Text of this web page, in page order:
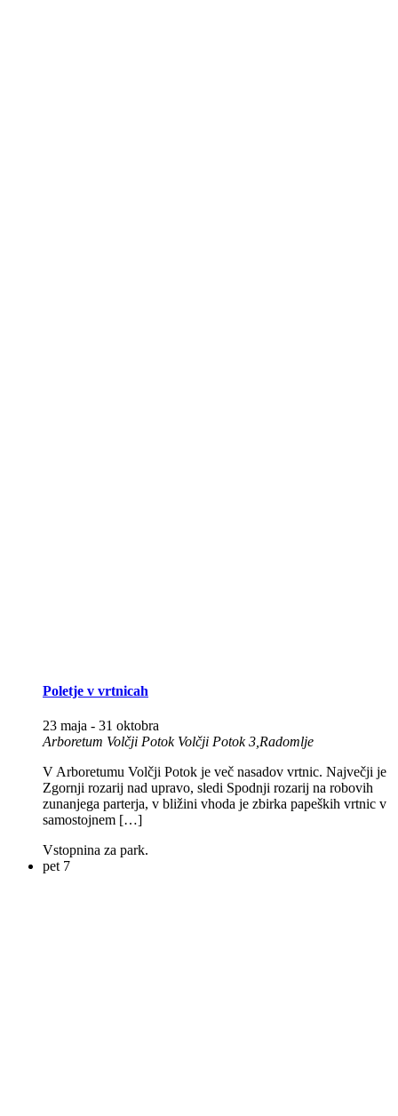
Poletje v vrtnicah
23 maja - 31 oktobra
Arboretum Volčji Potok Volčji Potok 3,Radomlje
V Arboretumu Volčji Potok je več nasadov vrtnic. Največji je
Zgornji rozarij nad upravo, sledi Spodnji rozarij na robovih
zunanjega parterja, v bližini vhoda je zbirka papeških vrtnic v
samostojnem […]
Vstopnina za park.
pet 7